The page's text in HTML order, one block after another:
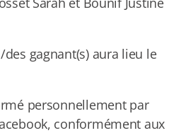
gagnant(s) aura lieu le
personnellement par
conformément aux